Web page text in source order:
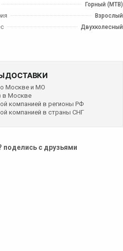
Горный (MTB)
Взрослый
Двухколесный
ДОСТАВКИ
Москве и МО
в Москве
компанией в регионы РФ
компанией в страны СНГ
поделись с друзьями